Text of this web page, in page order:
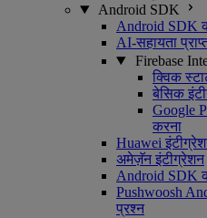
Android SDK
Android SDK
AI-सहायता
Firebase
क्विक
बेसिक
Google
करना
Huawei
अमेज़ॅन इंटीग्रेशन
Android SDK
Pushwoosh
प्रश्न